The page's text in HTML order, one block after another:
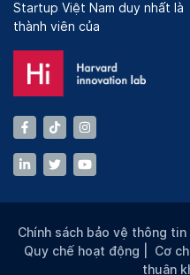
Startup Việt Nam duy nhất là
thành viên của
Chính sách bảo vệ thông tin
Quy chế hoạt động
Cơ
thuận